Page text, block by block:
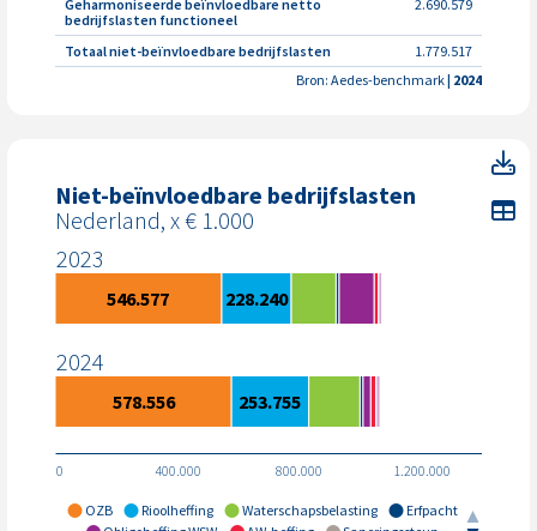
Geharmoniseerde beïnvloedbare netto
bedrijfslasten functioneel
2.690.579
Totaal niet-beïnvloedbare bedrijfslasten
1.779.517
Bron: Aedes-benchmark| 2024
Niet-beïnvloedbare bedrijfslasten
Nederland, x € 1.000
OZB Rioolheffing Waterschapsbelasting
Erfpacht
0 400.000 800.000 1.200.000
2024
2023
578.556
546.577
253.755
228.240